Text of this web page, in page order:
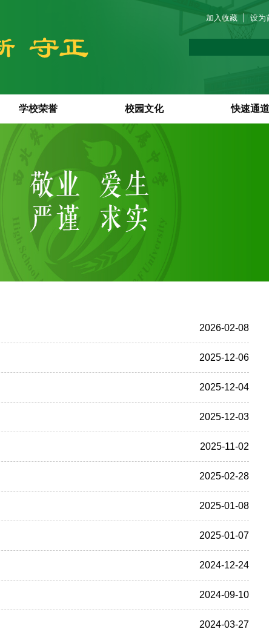
加入收藏 设为
学校荣誉 校园文化 快速通道
2026-02-08
2025-12-06
2025-12-04
2025-12-03
2025-11-02
2025-02-28
2025-01-08
2025-01-07
2024-12-24
2024-09-10
2024-03-27